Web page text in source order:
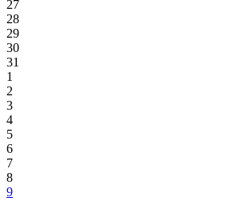
27
28
29
30
31
1
2
3
4
5
6
7
8
9